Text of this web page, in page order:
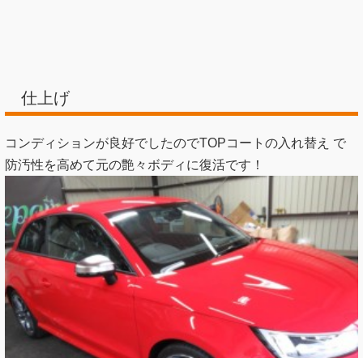
仕上げ
コンディションが良好でしたのでTOPコートの入れ替え で
防汚性を高めて元の艶々ボディに復活です！